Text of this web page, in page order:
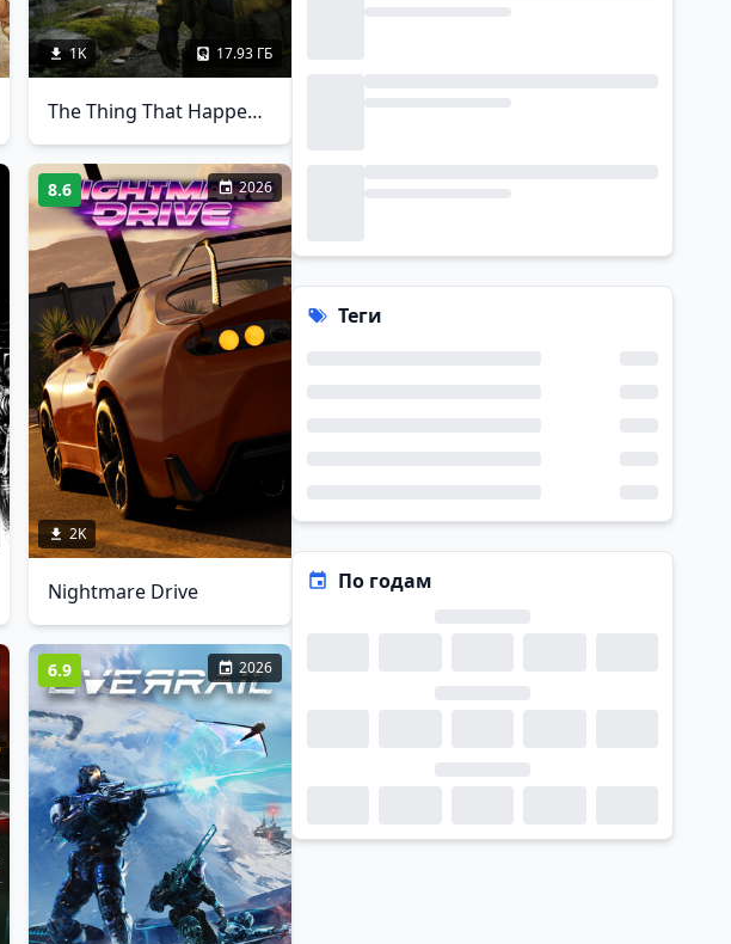
1K 17.93 ГБ
The Thing That Happened
8.6 2026
2K
Nightmare Drive
6.9 2026
Теги
По годам